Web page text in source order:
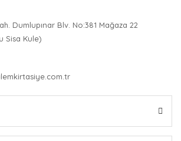
Dumlupınar Blv. No:381 Mağaza 22
Sisa Kule)